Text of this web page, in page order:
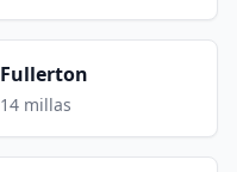
Fullerton
14 millas